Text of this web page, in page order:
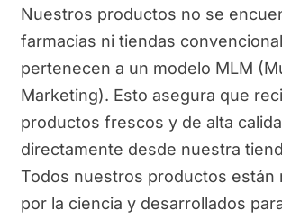
Nuestros productos no se
farmacias ni tiendas
pertenecen a un modelo MLM
Marketing). Esto asegura que
productos frescos y de alta
directamente desde nuestra
Todos nuestros productos están
por la ciencia y desarrollados